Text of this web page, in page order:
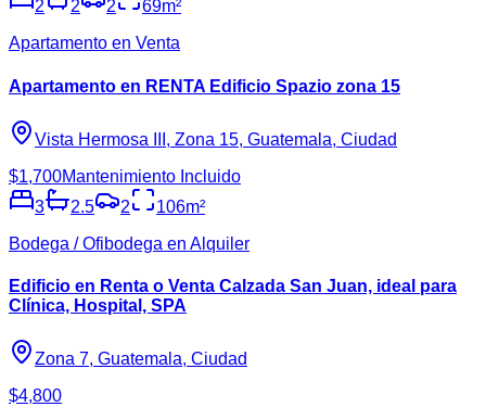
2 2 2 69m²
Apartamento en Venta
Apartamento en RENTA Edificio Spazio zona 15
Vista Hermosa III, Zona 15, Guatemala, Ciudad
$1,700Mantenimiento Incluido
3
2.5 2 106m²
Bodega / Ofibodega en Alquiler
Edificio en Renta o Venta Calzada San Juan, ideal para
Clínica, Hospital, SPA
Zona 7, Guatemala, Ciudad
$4,800